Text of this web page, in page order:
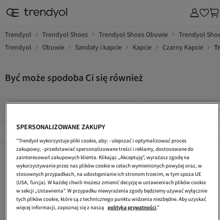
Trendyol Trendyol Shoes Trendyol Shoes Obuwie
Trendyol
Trendyol
Obuwie Sandały i kapcie Kapcie Czarny Kapcie
Być może spodoba Ci się również
Trendyol Shoes
Popularne Marki
Hotiç Czarny Kapcie Trendyol Shoes Biały Kapcie
Trendyol Shoes Turkusowy Kapcie
Trendyol Shoes Wielokolorowy Kapcie
Trendyol Shoes Czarny Szaliki
Trendyol Shoes Różowy Kapcie
Trendyol Shoes Różowy Kapcie Domowe
Trendyol Shoes Ecru Kapcie
Trendyol Shoes Czarny Szaliki I Szale Fox Shoes Szary Kapcie
SPERSONALIZOWANE ZAKUPY
"Trendyol wykorzystuje pliki cookie, aby: - ulepszać i optymalizować proces
zakupowy; - przedstawiać spersonalizowane treści i reklamy, dostosowane do
zainteresowań zakupowych klienta. Klikając „Akceptuję”, wyrażasz zgodę na
wykorzystywanie przez nas plików cookie w celach wymienionych powyżej oraz, w
stosownych przypadkach, na udostępnianie ich stronom trzecim, w tym spoza UE
(USA, Turcja). W każdej chwili możesz zmienić decyzję w ustawieniach plików cookie
w sekcji „Ustawienia”. W przypadku niewyrażenia zgody będziemy używać wyłącznie
tych plików cookie, które są z technicznego punktu widzenia niezbędne. Aby uzyskać
więcej informacji, zapoznaj się z naszą
polityką prywatności."